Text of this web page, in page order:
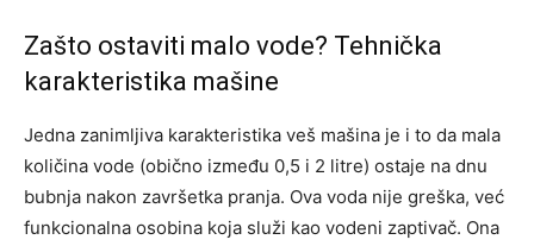
Zašto ostaviti malo vode? Tehnička
karakteristika mašine
Jedna zanimljiva karakteristika veš mašina je i to da mala
količina vode (obično između 0,5 i 2 litre) ostaje na dnu
bubnja nakon završetka pranja. Ova voda nije greška, već
funkcionalna osobina koja služi kao vodeni zaptivač. Ona